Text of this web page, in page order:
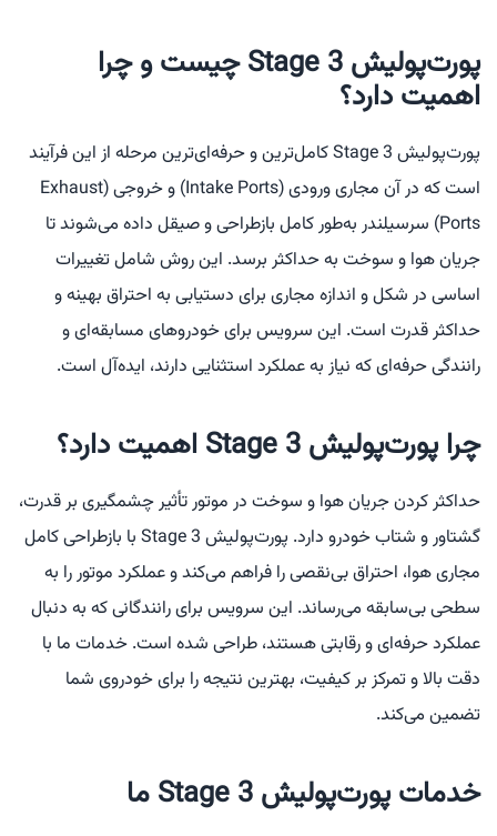
پورت‌پولیش Stage 3 چیست و چرا
اهمیت دارد؟
پورت‌پولیش Stage 3 کامل‌ترین و حرفه‌ای‌ترین مرحله از این فرآیند
است که در آن مجاری ورودی (Intake Ports) و خروجی (Exhaust
Ports) سرسیلندر به‌طور کامل بازطراحی و صیقل داده می‌شوند تا
جریان هوا و سوخت به حداکثر برسد. این روش شامل تغییرات
اساسی در شکل و اندازه مجاری برای دستیابی به احتراق بهینه و
حداکثر قدرت است. این سرویس برای خودروهای مسابقه‌ای و
رانندگی حرفه‌ای که نیاز به عملکرد استثنایی دارند، ایده‌آل است.
چرا پورت‌پولیش Stage 3 اهمیت دارد؟
حداکثر کردن جریان هوا و سوخت در موتور تأثیر چشمگیری بر قدرت،
گشتاور و شتاب خودرو دارد. پورت‌پولیش Stage 3 با بازطراحی کامل
مجاری هوا، احتراق بی‌نقصی را فراهم می‌کند و عملکرد موتور را به
سطحی بی‌سابقه می‌رساند. این سرویس برای رانندگانی که به دنبال
عملکرد حرفه‌ای و رقابتی هستند، طراحی شده است. خدمات ما با
دقت بالا و تمرکز بر کیفیت، بهترین نتیجه را برای خودروی شما
تضمین می‌کند.
خدمات پورت‌پولیش Stage 3 ما